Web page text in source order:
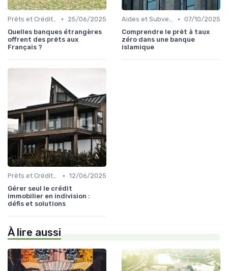
Prêts et Crédits Immobiliers •
25/06/2025
Quelles banques étrangères
offrent des prêts aux
Français ?
Aides et Subventions Immobilières • 07/10/2025
Comprendre le prêt à taux
zéro dans une banque
islamique
Prêts et Crédits Immobiliers • 12/06/2025
Gérer seul le crédit
immobilier en indivision :
défis et solutions
À lire aussi